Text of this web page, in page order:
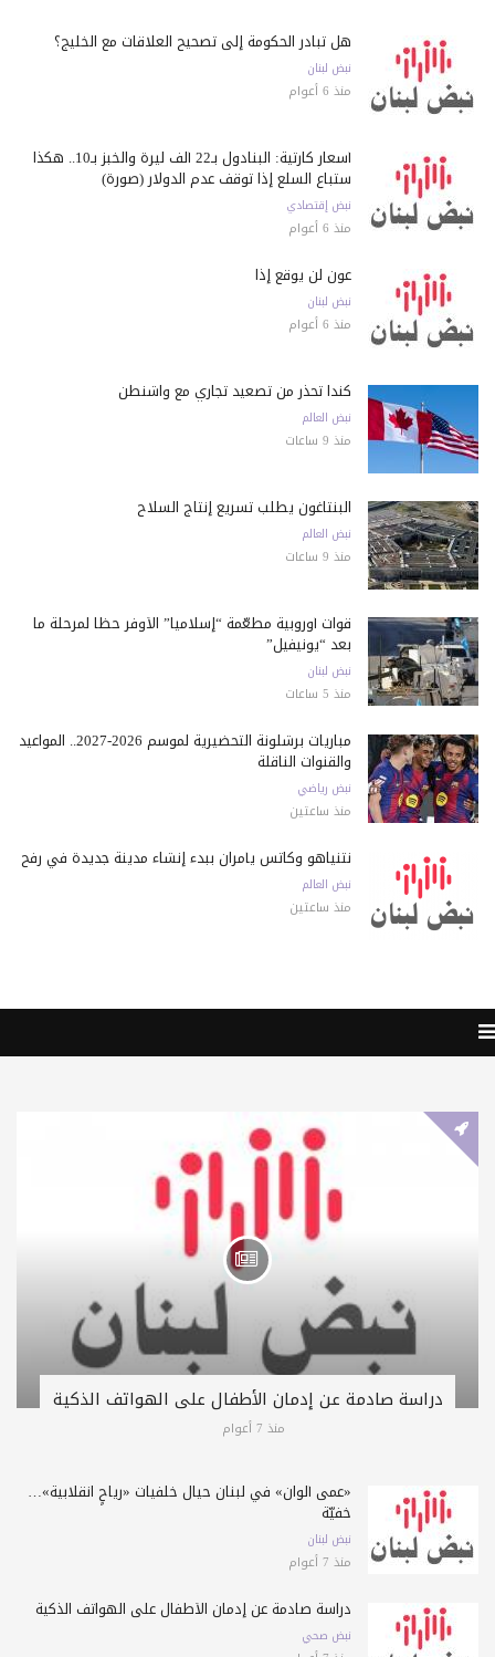
هل تبادر الحكومة إلى تصحيح العلاقات مع الخليج؟
نبض لبنان
منذ 6 أعوام
أسعار كارثية: البنادول بـ22 ألف ليرة والخبز بـ10.. هكذا
ستباع السلع إذا توقف عدم الدولار (صورة)
نبض إقتصادي
منذ 6 أعوام
عون لن يوقع إذا
نبض لبنان
منذ 6 أعوام
كندا تحذّر من تصعيد تجاري مع واشنطن
نبض العالم
منذ 9 ساعات
البنتاغون يطلب تسريع إنتاج السلاح
نبض العالم
منذ 9 ساعات
قوات أوروبية مطعّمة “إسلامياً” الأوفر حظاً لمرحلة ما
بعد “يونيفيل”
نبض لبنان
منذ 5 ساعات
مباريات برشلونة التحضيرية لموسم 2026-2027.. المواعيد
والقنوات الناقلة
نبض رياضي
منذ ساعتين
نتنياهو وكاتس يأمران ببدء إنشاء مدينة جديدة في رفح
نبض العالم
منذ ساعتين
دراسة صادمة عن إدمان الأطفال على الهواتف الذكية
منذ 7 أعوام
«عمى ألوان» في لبنان حيال خلفيات «رياحٍ انقلابية»…
خفيّة
نبض لبنان
منذ 7 أعوام
دراسة صادمة عن إدمان الأطفال على الهواتف الذكية
نبض صحي